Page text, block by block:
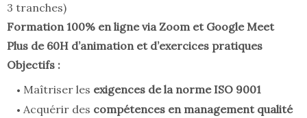
3 tranches)
Formation 100% en ligne via Zoom et Google Meet
Plus de 60H d’animation et d’exercices pratiques
Objectifs :
Maîtriser les exigences de la norme ISO 9001
Acquérir des compétences en management qualité